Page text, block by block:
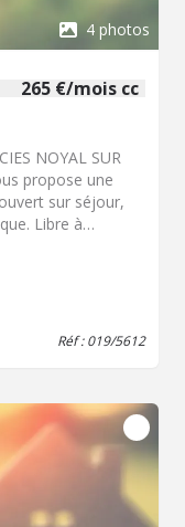
4 photos
265 €/mois cc
NOYAL SUR
propose une
sur séjour,
Libre à
d'énergie
2021, 2022,
auxquels ce bien
Géorisques:
appeler le
Réf : 019/5612